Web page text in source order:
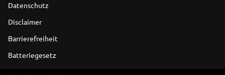
Datenschutz
Disclaimer
Barrierefreiheit
Batteriegesetz